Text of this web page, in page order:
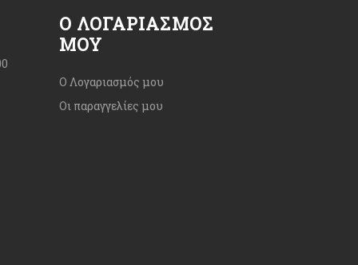
Ο ΛΟΓΑΡΙΑΣΜΌΣ
ΜΟΥ
Ο Λογαριασμός μου
Οι παραγγελίες μου